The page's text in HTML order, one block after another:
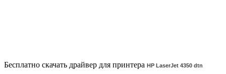
Бесплатно скачать драйвер для принтера HP LaserJet 4350 dtn